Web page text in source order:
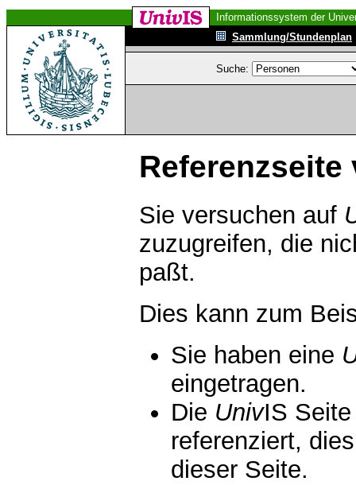
Informationssystem der
Sammlung/Stundenplan
Suche:
Referenzseite
Sie versuchen auf
zuzugreifen, die
paßt.
Dies kann zum
Sie haben eine
eingetragen.
Die UnivIS
referenziert,
dieser Seite.